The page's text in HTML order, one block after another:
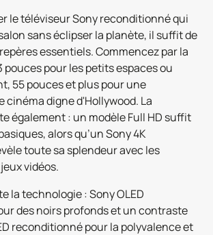
le téléviseur Sony reconditionné qui
sans éclipser la planète, il suffit de
essentiels. Commencez par la
pouces pour les petits espaces ou
55 pouces et plus pour une
cinéma digne d'Hollywood. La
également : un modèle Full HD suffit
alors qu’un Sony 4K
toute sa splendeur avec les
vidéos.
la technologie : Sony OLED
des noirs profonds et un contraste
reconditionné pour la polyvalence et